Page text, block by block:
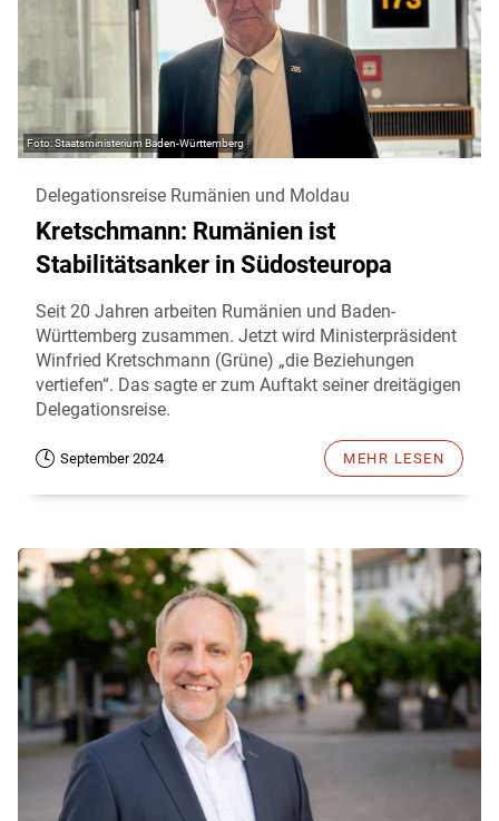
Staatsministerium Baden-Württemberg
Delegationsreise Rumänien und Moldau
Kretschmann: Rumänien ist
Stabilitätsanker in Südosteuropa
Seit 20 Jahren arbeiten Rumänien und Baden-
Württemberg zusammen. Jetzt wird Ministerpräsident
Winfried Kretschmann (Grüne) „die Beziehungen
vertiefen“. Das sagte er zum Auftakt seiner dreitägigen
Delegationsreise.
September 2024 MEHR LESEN